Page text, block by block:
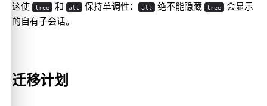
这使 tree 和 all 保持单调性： all 绝不能隐藏 tree
会显示
的自有子会话。
迁移计划